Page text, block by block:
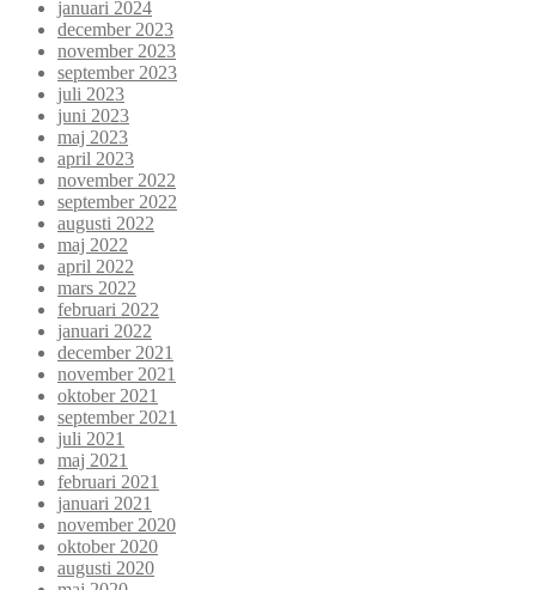
januari 2024
december 2023
november 2023
september 2023
juli 2023
juni 2023
maj 2023
april 2023
november 2022
september 2022
augusti 2022
maj 2022
april 2022
mars 2022
februari 2022
januari 2022
december 2021
november 2021
oktober 2021
september 2021
juli 2021
maj 2021
februari 2021
januari 2021
november 2020
oktober 2020
augusti 2020